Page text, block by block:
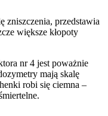
zniszczenia, przedstawia
większe kłopoty
nr 4 jest poważnie
mają skalę
robi się ciemna –